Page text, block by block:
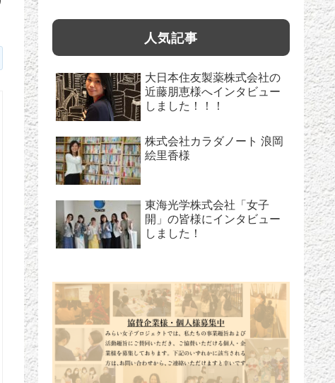
人気記事
大日本住友製薬株式会社の
近藤朋恵様へインタビュー
しました！！！
株式会社カラダノート 浪岡
絵里香様
東海光学株式会社「女子
開」の皆様にインタビュー
しました！